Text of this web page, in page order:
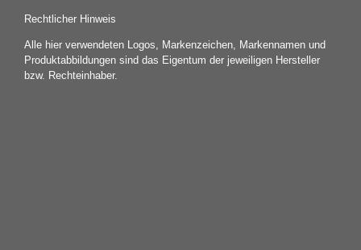
Rechtlicher Hinweis
Alle hier verwendeten Logos, Markenzeichen, Markennamen und
Produktabbildungen sind das Eigentum der jeweiligen Hersteller
bzw. Rechteinhaber.